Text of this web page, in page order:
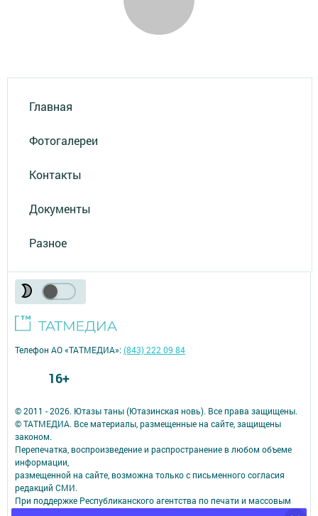
Главная
Фотогалереи
Контакты
Документы
Разное
© 2011 - 2026. Ютазы таны (Ютазинская новь). Все права защищены.
© ТАТМЕДИА. Все материалы, размещенные на сайте, защищены
законом.
Перепечатка, воспроизведение и распространение в любом объеме
информации,
размещенной на сайте, возможна только с письменного согласия
редакций СМИ.
При поддержке Республиканского агентства по печати и массовым
Телефон АО «ТАТМЕДИА»:(843) 222 09 84
16+